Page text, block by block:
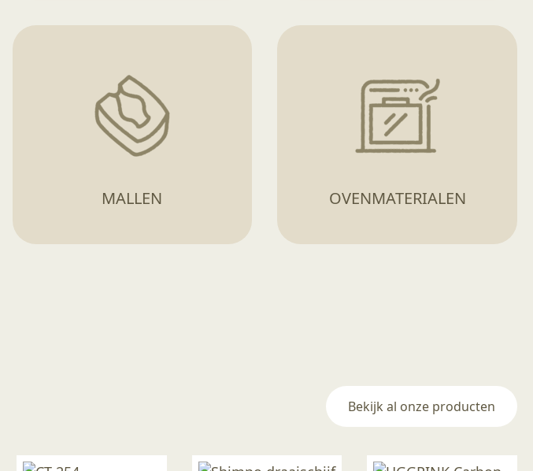
MALLEN OVENMATERIALEN
Bekijk al onze producten